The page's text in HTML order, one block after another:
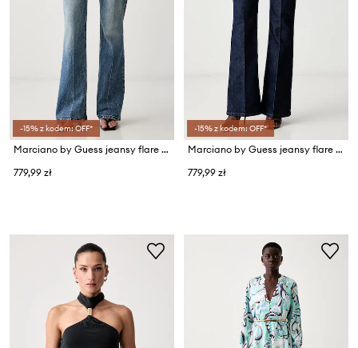
-15% z kodem: OFF*
Marciano by Guess jeansy flare damskie MARA
779,99 zł
-15% z kodem: OFF*
Marciano by Guess jeansy flare damskie MARA
779,99 zł